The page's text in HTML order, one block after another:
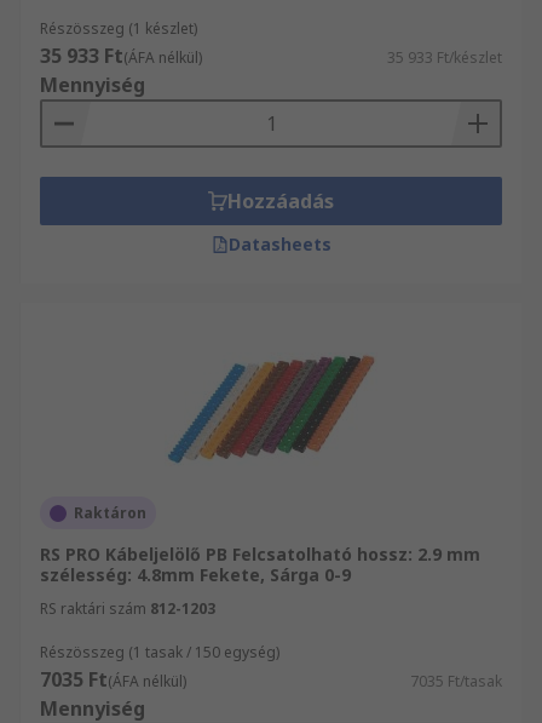
Részösszeg (1 készlet)
35 933 Ft(ÁFA nélkül) 35 933 Ft/készlet
Mennyiség
Hozzáadás
Datasheets
Raktáron
RS PRO Kábeljelölő PB Felcsatolható hossz: 2.9 mm
szélesség: 4.8mm Fekete, Sárga 0-9
RS raktári szám 812-1203
Részösszeg (1 tasak / 150 egység)
7035 Ft(ÁFA nélkül) 7035 Ft/tasak
Mennyiség